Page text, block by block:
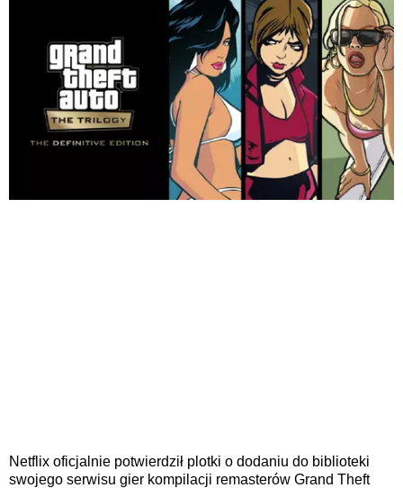
Netflix oficjalnie potwierdził plotki o dodaniu do biblioteki
swojego serwisu gier kompilacji remasterów Grand Theft